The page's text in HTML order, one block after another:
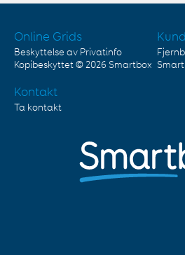
Online Grids
Beskyttelse av Privatinfo
Kopibeskyttet © 2026 Smartbox
Kontakt
Ta kontakt